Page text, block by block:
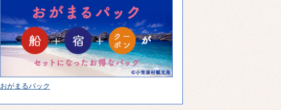
おがまるパック